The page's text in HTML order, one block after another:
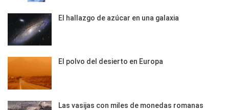
El hallazgo de azúcar en una galaxia
El polvo del desierto en Europa
Las vasijas con miles de monedas romanas